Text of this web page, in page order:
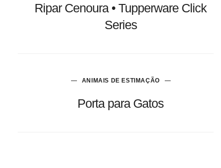
Ripar Cenoura • Tupperware Click
Series
ANIMAIS DE ESTIMAÇÃO
Porta para Gatos